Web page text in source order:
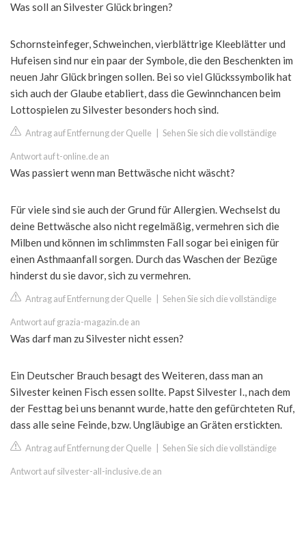
Was soll an Silvester Glück bringen?
Schornsteinfeger, Schweinchen, vierblättrige Kleeblätter und
Hufeisen sind nur ein paar der Symbole, die den Beschenkten im
neuen Jahr Glück bringen sollen. Bei so viel Glückssymbolik hat
sich auch der Glaube etabliert, dass die Gewinnchancen beim
Lottospielen zu Silvester besonders hoch sind.
Antrag auf Entfernung der Quelle Sehen Sie sich die vollständige
Antwort auf t-online.de an
Was passiert wenn man Bettwäsche nicht wäscht?
Für viele sind sie auch der Grund für Allergien. Wechselst du
deine Bettwäsche also nicht regelmäßig, vermehren sich die
Milben und können im schlimmsten Fall sogar bei einigen für
einen Asthmaanfall sorgen. Durch das Waschen der Bezüge
hinderst du sie davor, sich zu vermehren.
Antrag auf Entfernung der Quelle Sehen Sie sich die vollständige
Antwort auf grazia-magazin.de an
Was darf man zu Silvester nicht essen?
Ein Deutscher Brauch besagt des Weiteren, dass man an
Silvester keinen Fisch essen sollte. Papst Silvester I., nach dem
der Festtag bei uns benannt wurde, hatte den gefürchteten Ruf,
dass alle seine Feinde, bzw. Ungläubige an Gräten erstickten.
Antrag auf Entfernung der Quelle Sehen Sie sich die vollständige
Antwort auf silvester-all-inclusive.de an